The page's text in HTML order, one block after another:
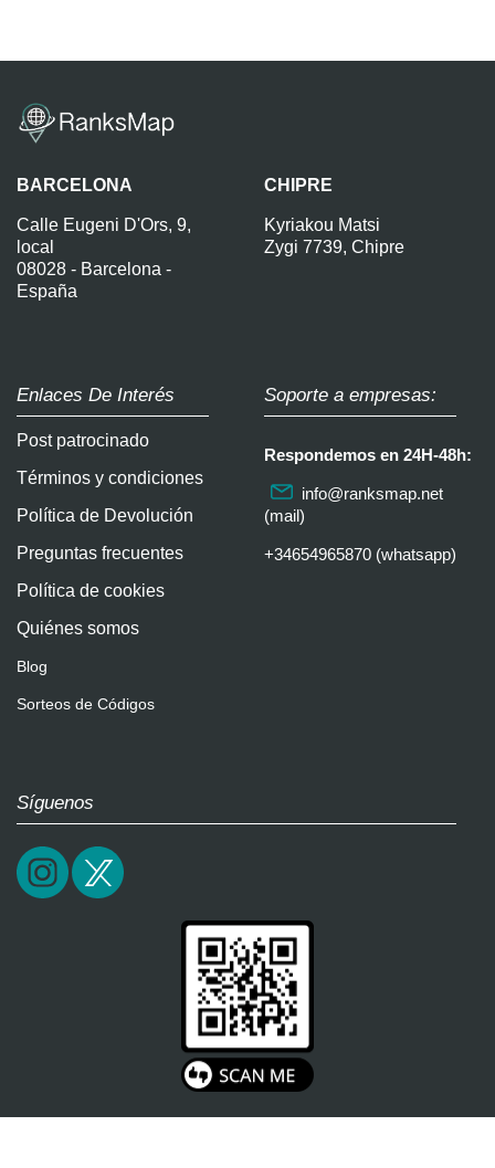
BARCELONA
Calle Eugeni D'Ors, 9,
local
08028 - Barcelona -
España
CHIPRE
Kyriakou Matsi
Zygi 7739, Chipre
Enlaces De Interés
Post patrocinado
Términos y condiciones
Política de Devolución
Preguntas frecuentes
Política de cookies
Quiénes somos
Blog
Sorteos de Códigos
Soporte a empresas:
Respondemos en 24H-48h:
info@ranksmap.net
(mail)
+34654965870 (whatsapp)
Síguenos